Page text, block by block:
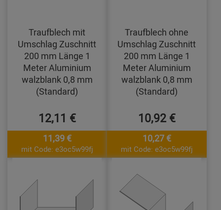
Traufblech mit
Umschlag Zuschnitt
200 mm Länge 1
Meter Aluminium
walzblank 0,8 mm
(Standard)
12,11 €
11,39 €
mit Code: e3oc5w99fj
Traufblech ohne
Umschlag Zuschnitt
200 mm Länge 1
Meter Aluminium
walzblank 0,8 mm
(Standard)
10,92 €
10,27 €
mit Code: e3oc5w99fj